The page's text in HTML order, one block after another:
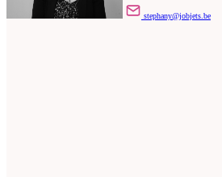
stephany@jobjets.be